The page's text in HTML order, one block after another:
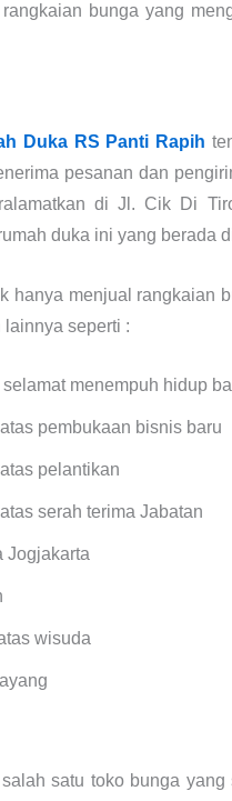
bunga yang
Duka RS Panti Rapih
pesanan dan
di Jl. Cik Di
duka ini yang berada
hanya menjual rangkaian
seperti :
menempuh hidup
pembukaan bisnis baru
pelantikan
serah terima Jabatan
Jogjakarta
wisuda
satu toko bunga